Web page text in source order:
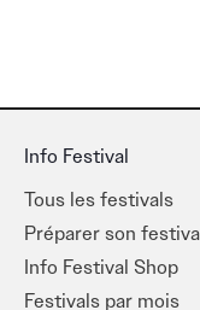
Dans le Morbihan
une culture et un
festivals mêlent
Info Festival
Tous les festivals
Préparer son
Info Festival Shop
Festivals par mois